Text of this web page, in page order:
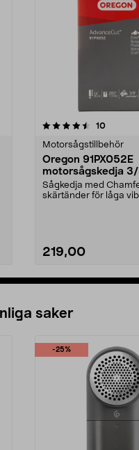
10
Motorsågstillbehör
Oregon 91PX052E
motorsågskedja
drivlänkar
Sågkedja med
skärtänder för låga
219,00
0.0 av 5
saker
-25%